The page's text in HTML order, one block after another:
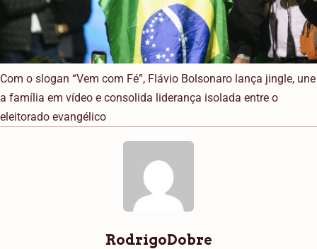
Com o slogan “Vem com Fé”, Flávio Bolsonaro lança jingle, une
a família em vídeo e consolida liderança isolada entre o
eleitorado evangélico
RodrigoDobre